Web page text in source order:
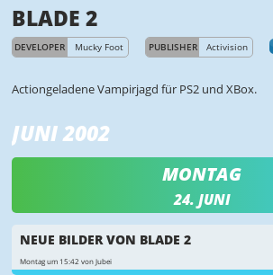
BLADE 2
DEVELOPER Mucky Foot PUBLISHER Activision
Actiongeladene Vampirjagd für PS2 und XBox.
JUNI 2002
MONTAG
24. JUNI
NEUE BILDER VON BLADE 2
Montag um 15:42 von Jubei